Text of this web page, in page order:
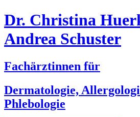
Dr. Christina
Andrea Schuster
Fachärztinnen für
Dermatologie,
Phlebologie